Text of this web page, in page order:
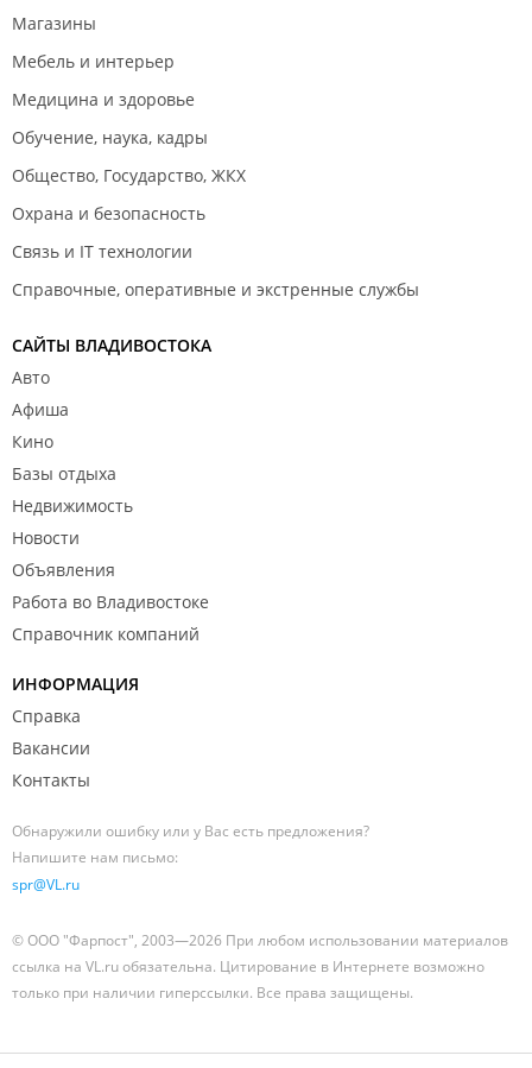
Магазины
Мебель и интерьер
Медицина и здоровье
Обучение, наука, кадры
Общество, Государство, ЖКХ
Охрана и безопасность
Связь и IT технологии
Справочные, оперативные и экстренные службы
САЙТЫ ВЛАДИВОСТОКА
Авто
Афиша
Кино
Базы отдыха
Недвижимость
Новости
Объявления
Работа во Владивостоке
Справочник компаний
ИНФОРМАЦИЯ
Справка
Вакансии
Контакты
Обнаружили ошибку или у Вас есть предложения?
Напишите нам письмо:
spr@VL.ru
© ООО "Фарпост", 2003—2026 При любом использовании материалов
ссылка на VL.ru обязательна. Цитирование в Интернете возможно
только при наличии гиперссылки. Все права защищены.